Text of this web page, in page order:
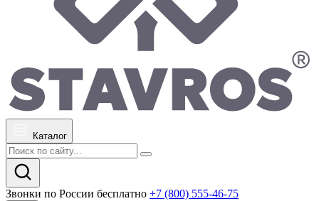
Каталог
Звонки по России бесплатно +7 (800) 555-46-75